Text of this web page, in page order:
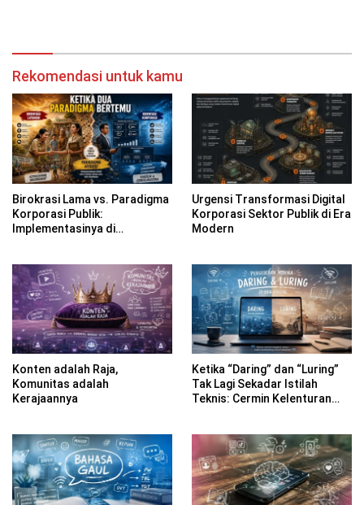
Rekomendasi untuk kamu
Birokrasi Lama vs. Paradigma
Korporasi Publik:
Implementasinya di
Urgensi Transformasi Digital
Korporasi Sektor Publik di Era
Modern
Konten adalah Raja,
Komunitas adalah
Kerajaannya
Ketika “Daring” dan “Luring”
Tak Lagi Sekadar Istilah
Teknis: Cermin Kelenturan